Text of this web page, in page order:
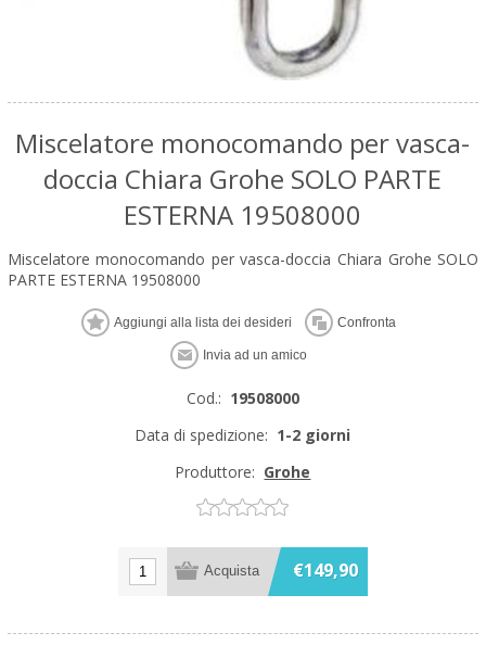
Miscelatore monocomando per vasca-
doccia Chiara Grohe SOLO PARTE
ESTERNA 19508000
Miscelatore monocomando per vasca-doccia Chiara Grohe SOLO
PARTE ESTERNA 19508000
Cod.: 19508000
Data di spedizione: 1-2 giorni
Produttore: Grohe
€149,90